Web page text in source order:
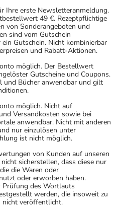
Ihre erste Newsletteranmeldung.
49 €. Rezeptpflichtige
von Sonderangeboten und
sind vom Gutschein
Gutschein. Nicht kombinierbar
und Rabatt-Aktionen.
möglich. Der Bestellwert
Gutscheine und Coupons.
und Bücher anwendbar und gilt
möglich. Nicht auf
Versandkosten sowie bei
anwendbar. Nicht mit anderen
nur einzulösen unter
ist nicht möglich.
von Kunden auf unseren
sicherstellen, dass diese nur
die Waren oder
oder erworben haben.
Prüfung des Wortlauts
werden, die insoweit zu
nicht veröffentlicht.